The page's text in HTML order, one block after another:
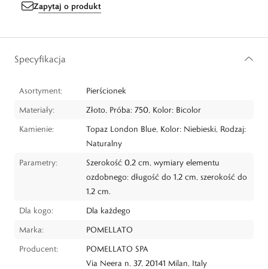
Zapytaj o produkt
Specyfikacja
Asortyment:
Pierścionek
Materiały:
Złoto, Próba: 750, Kolor: Bicolor
Kamienie:
Topaz London Blue, Kolor: Niebieski, Rodzaj:
Naturalny
Parametry:
Szerokość 0,2 cm, wymiary elementu
ozdobnego: długość do 1,2 cm, szerokość do
1,2 cm.
Dla kogo:
Dla każdego
Marka:
POMELLATO
Producent:
POMELLATO SPA
Via Neera n. 37, 20141 Milan, Italy